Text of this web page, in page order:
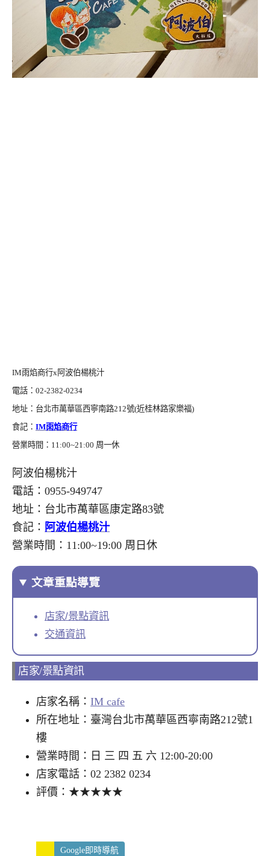
IM雨焰商行x阿波伯楊桃汁
電話：02-2382-0234
地址：台北市萬華區西寧南路212號(近桂林路家樂福)
食記： IM雨焰商行
營業時間：11:00~21:00 周一休
阿波伯楊桃汁
電話：0955-949747
地址：台北市萬華區康定路83號
食記： 阿波伯楊桃汁
營業時間：11:00~19:00 周日休
文章重點導覽
店家/景點資訊
交通資訊
店家/景點資訊
店家名稱： IM cafe
所在地址：臺灣台北市萬華區西寧南路212號1
樓
營業時間：日 三 四 五 六 12:00-20:00
店家電話：02 2382 0234
評價：★★★★★
Google即時導航